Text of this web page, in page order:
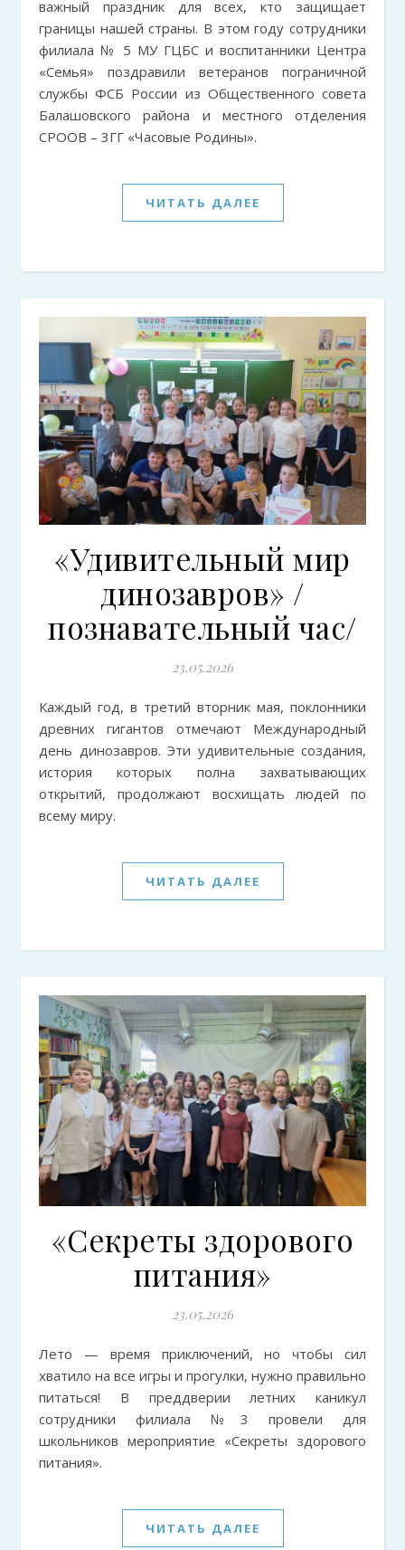
важный праздник для всех, кто защищает
границы нашей страны. В этом году сотрудники
филиала № 5 МУ ГЦБС и воспитанники Центра
«Семья» поздравили ветеранов пограничной
службы ФСБ России из Общественного совета
Балашовского района и местного отделения
СРООВ – 3ГГ «Часовые Родины».
ЧИТАТЬ ДАЛЕЕ
«Удивительный мир
динозавров» /
познавательный час/
23.05.2026
Каждый год, в третий вторник мая, поклонники
древних гигантов отмечают Международный
день динозавров. Эти удивительные создания,
история которых полна захватывающих
открытий, продолжают восхищать людей по
всему миру.
ЧИТАТЬ ДАЛЕЕ
«Секреты здорового
питания»
23.05.2026
Лето — время приключений, но чтобы сил
хватило на все игры и прогулки, нужно правильно
питаться! В преддверии летних каникул
сотрудники филиала №3 провели для
школьников мероприятие «Секреты здорового
питания».
ЧИТАТЬ ДАЛЕЕ